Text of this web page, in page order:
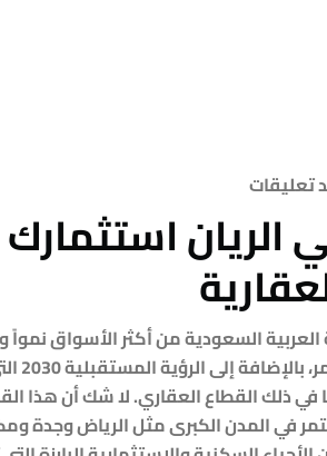
تعليقات
السعودية من أكثر الأسواق نمواً
ذلك
ذلك القطاع العقاري. لا شك أن هذا
في المدن الكبرى مثل الرياض وجدة